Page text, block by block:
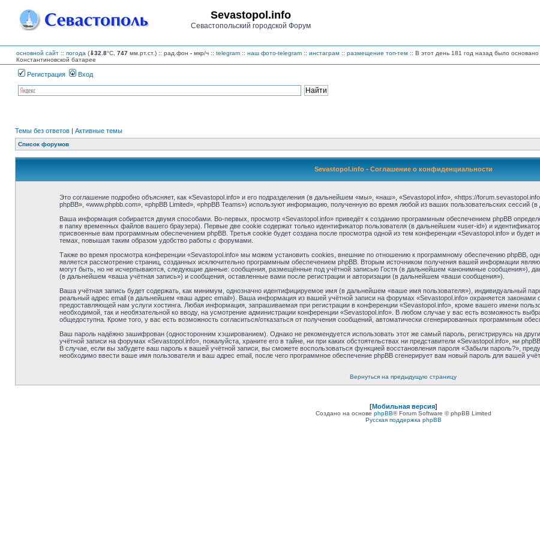
Sevastopol.info
Севастопольский городской Форум
основной сайт :: погода (⇓32.8°C, 747 мм.рт.ст.) :: рад.фон - мкр/ч :: telegram :: наш фото-telegram :: инстаграм :: размещение топ-тем :: В этот день 181 год назад было
Константиновской батарее
Регистрация Вход
Темы без ответов | Активные темы
Список форумов
Sevastopol.info - Соглашение о конфиденциальности
Это соглашение подробно объясняет, как «Sevastopol.info» и его подразделения (в дальнейшем «мы», «наш», «Sevastopol.info», «https://
phpBB», «www.phpbb.com», «phpBB Limited», «phpBB Teams») используют информацию, полученную во время любой из ваших пользовательских сессий
Ваша информация собирается двумя способами. Во-первых, просмотр «Sevastopol.info» приведёт к созданию программным обеспечением phpBB
в папку временных файлов вашего браузера). Первые две cookie содержат только идентификатор пользователя (в дальнейшем «user-id») и
присвоенные вам программным обеспечением phpBB. Третья cookie будет создана после просмотра одной из тем конференции «Sevastopol.info» и
темах, повышая таким образом удобство работы с форумами.
Также во время просмотра конференции «Sevastopol.info» мы можем установить cookies, внешние по отношению к программному обеспечению phpBB,
является рассмотрение страниц, созданных исключительно программным обеспечением phpBB. Вторым источником получения вашей информации
могут быть, но не исчерпываются, следующие данные: сообщения, размещённые под учётной записью Гостя (в дальнейшем «анонимные сообщения»),
(в дальнейшем «ваша учётная запись») и сообщения, оставленные вами после регистрации и авторизации (в дальнейшем «ваши сообщения»).
Ваша учётная запись будет содержать, как минимум, однозначно идентифицируемое имя (в дальнейшем «ваше имя пользователя»), индивидуальный
реальный адрес email (в дальнейшем «ваш адрес email»). Ваша информация из вашей учётной записи на форумах «Sevastopol.info» охраняется
предоставляющей нам услуги хостинга. Любая информация, запрашиваемая при регистрации в конференции «Sevastopol.info», кроме вашего имени
необходимой, так и необязательной ко вводу, на усмотрение администрации конференции «Sevastopol.info». В любом случае у вас есть возможность
общедоступна. Кроме того, у вас есть возможность согласиться/отказаться от получения сообщений, автоматически сгенерированных программным
Ваш пароль надёжно зашифрован (односторонним хэшированием). Однако не рекомендуется использовать этот же самый пароль, регистрируясь на
учётной записи на форумах «Sevastopol.info», пожалуйста, храните его в тайне, ни при каких обстоятельствах ни представители «Sevastopol.info», ни
В случае, если вы забудете ваш пароль к вашей учётной записи, вы сможете воспользоваться функцией восстановления пароля «Забыли пароль?»,
необходимо ввести ваше имя пользователя и ваш адрес email, после чего программное обеспечение phpBB сгенерирует вам новый пароль для вашей
Вернуться на предыдущую страницу
[Мобильная версия]
Создано на основе phpBB® Forum Software © phpBB Limited
Русская поддержка phpBB